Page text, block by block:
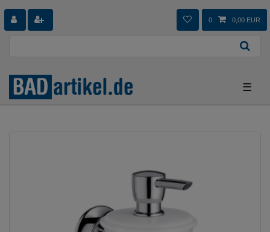
0 0,00 EUR
☰